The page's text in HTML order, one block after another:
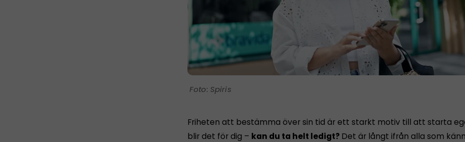
Spiris
Friheten att bestämma över sin tid är ett starkt motiv till att starta
blir det för dig – kan du ta helt ledigt? Det är långt ifrån alla som